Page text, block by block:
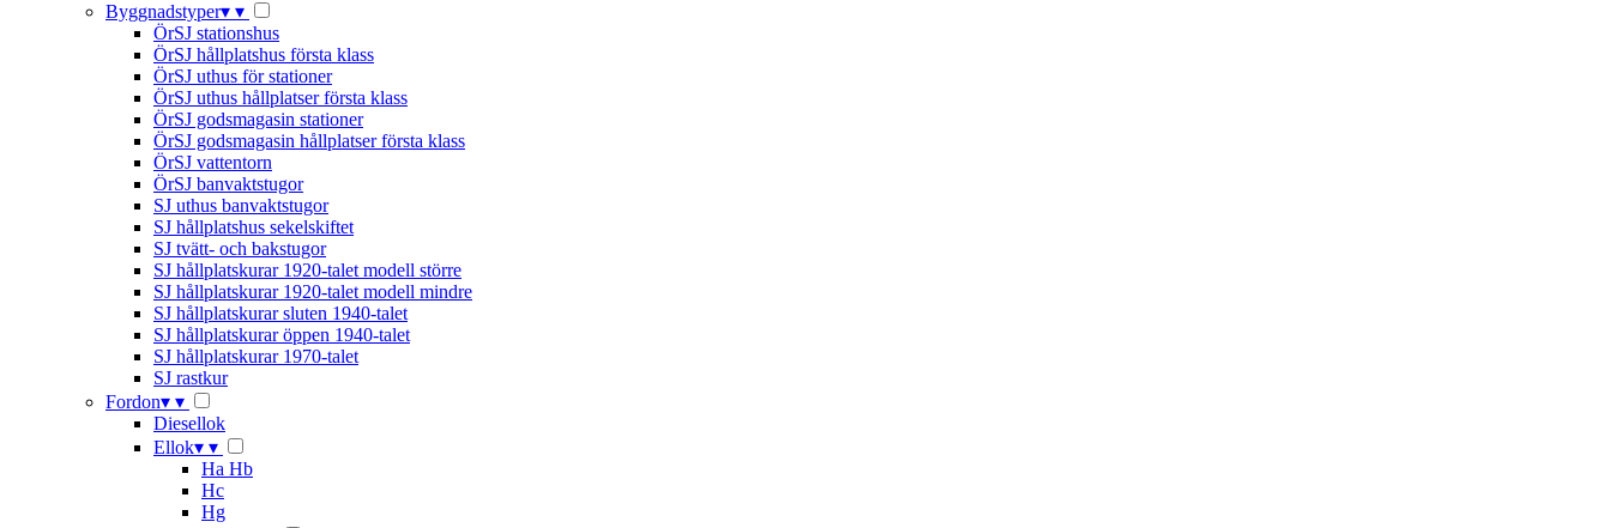
Byggnadstyper▾ ▾
ÖrSJ stationshus
ÖrSJ hållplatshus första klass
ÖrSJ uthus för stationer
ÖrSJ uthus hållplatser första klass
ÖrSJ godsmagasin stationer
ÖrSJ godsmagasin hållplatser första klass
ÖrSJ vattentorn
ÖrSJ banvaktstugor
SJ uthus banvaktstugor
SJ hållplatshus sekelskiftet
SJ tvätt- och bakstugor
SJ hållplatskurar 1920-talet modell större
SJ hållplatskurar 1920-talet modell mindre
SJ hållplatskurar sluten 1940-talet
SJ hållplatskurar öppen 1940-talet
SJ hållplatskurar 1970-talet
SJ rastkur
Fordon▾ ▾
Diesellok
Ellok▾ ▾
Ha Hb
Hc
Hg